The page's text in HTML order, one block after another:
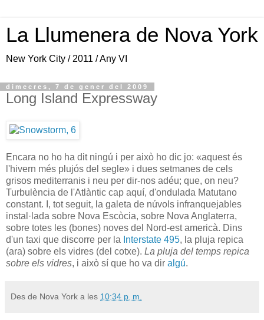
La Llumenera de Nova York
New York City / 2011 / Any VI
dimecres, 7 de gener del 2009
Long Island Expressway
Encara no ho ha dit ningú i per això ho dic jo: «aquest és
l'hivern més plujós del segle» i dues setmanes de cels
grisos mediterranis i neu per dir-nos adéu; que, on neu?
Turbulència de l'Atlàntic cap aquí, d'ondulada Matutano
constant. I, tot seguit, la galeta de núvols infranquejables
instal·lada sobre Nova Escòcia, sobre Nova Anglaterra,
sobre totes les (bones) noves del Nord-est americà. Dins
d'un taxi que discorre per la Interstate 495, la pluja repica
(ara) sobre els vidres (del cotxe). La pluja del temps repica
sobre els vidres, i això sí que ho va dir algú.
Des de Nova York a les 10:34 p. m.